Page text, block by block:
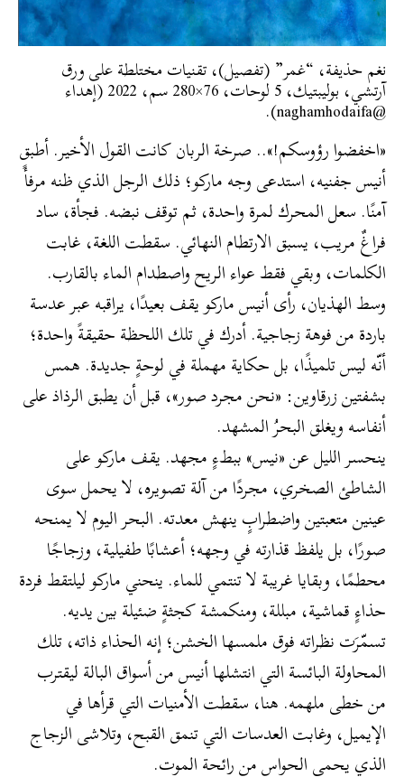
نغم حذيفة، “غمر” (تفصيل)، تقنيات مختلطة على ورق
آرتشي، بوليبتيك، 5 لوحات، 76×280 سم، 2022 (إهداء
@naghamhodaifa).
​«اخفضوا رؤوسكم!».. صرخة الربان كانت القول الأخير. أطبق
أنيس جفنيه، استدعى وجه ماركو؛ ذلك الرجل الذي ظنه مرفأً
آمنًا. سعل المحرك لمرة واحدة، ثم توقف نبضه. فجأة، ساد
فراغٌ مريب، يسبق الارتطام النهائي. سقطت اللغة، غابت
الكلمات، وبقي فقط عواء الريح واصطدام الماء بالقارب.
وسط الهذيان، رأى أنيس ماركو يقف بعيدًا، يراقبه عبر عدسة
باردة من فوهة زجاجية. أدرك في تلك اللحظة حقيقةً واحدة؛
أنّه ليس تلميذًا، بل حكاية مهملة في لوحةٍ جديدة. همس
بشفتين زرقاوين: «نحن مجرد صور»، قبل أن يطبق الرذاذ على
أنفاسه ويغلق البحرُ المشهد.
ينحسر الليل عن «نيس» ببطءٍ مجهد. يقف ماركو على
الشاطئ الصخري، مجردًا من آلة تصويره، لا يحمل سوى
عينين متعبتين واضطرابٍ ينهش معدته. البحر اليوم لا يمنحه
صورًا، بل يلفظ قذارته في وجهه؛ أعشابًا طفيلية، وزجاجًا
محطمًا، وبقايا غريبة لا تنتمي للماء. ينحني ماركو ليلتقط فردة
حذاءٍ قماشية، مبللة، ومنكمشة كجثةٍ ضئيلة بين يديه.
تسمّرَت نظراته فوق ملمسها الخشن؛ إنه الحذاء ذاته، تلك
المحاولة البائسة التي انتشلها أنيس من أسواق البالة ليقترب
من خطى ملهمه. هنا، سقطت الأمنيات التي قرأها في
الإيميل، وغابت العدسات التي تنمق القبح، وتلاشى الزجاج
الذي يحمي الحواس من رائحة الموت.